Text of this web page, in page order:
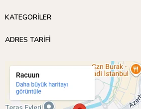
KATEGORİLER
ADRES TARİFİ